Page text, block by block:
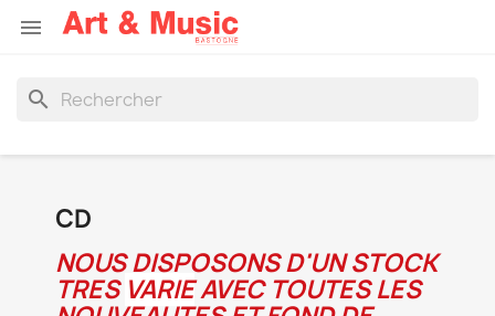

search
CD
NOUS DISPOSONS D'UN STOCK
TRES VARIEAVEC TOUTES LES